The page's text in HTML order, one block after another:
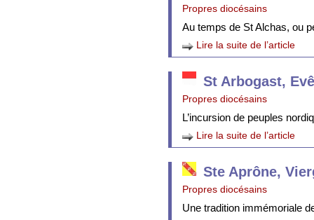
Propres diocésains
Au temps de St Alchas, ou
Lire la suite de l’article
St Arbogast,
Propres diocésains
L’incursion de peuples
Lire la suite de l’article
Ste Aprône,
Propres diocésains
Une tradition immémoriale